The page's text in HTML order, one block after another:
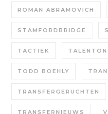
ROMAN ABRAMOVICH
STAMFORDBRIDGE
TACTIEK
TODD BOEHLY
TRANSFERGERUCHTEN
TRANSFERNIEUWS